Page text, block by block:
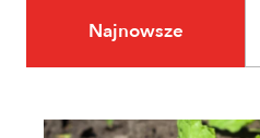
Najnowsze